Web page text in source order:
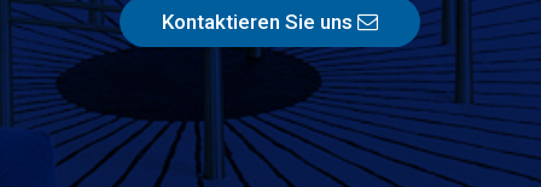
Kontaktieren Sie uns